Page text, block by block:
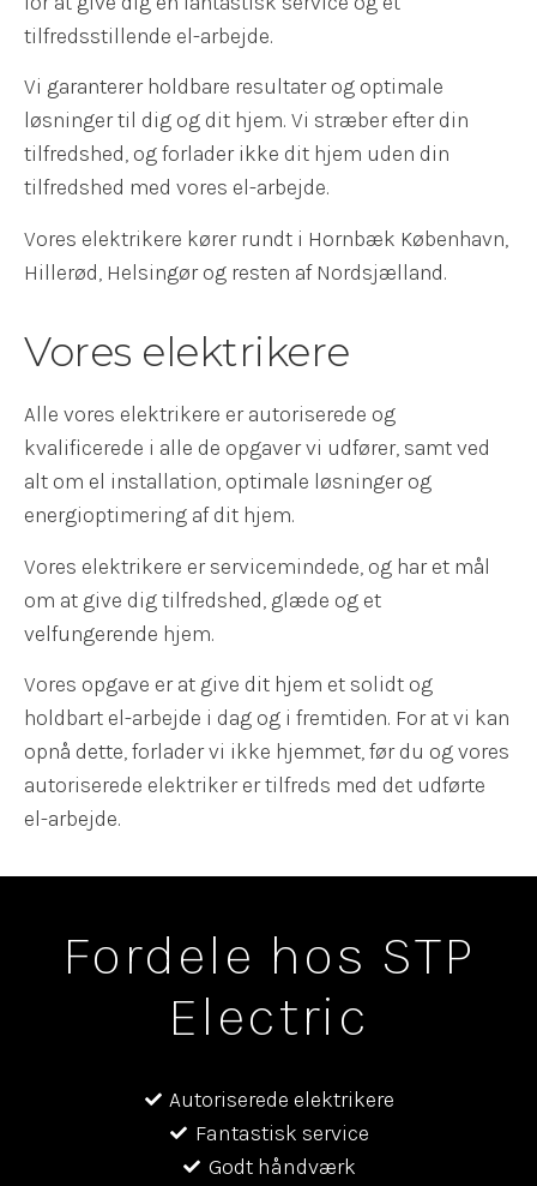
tilfredsstillende el-arbejde.
Vi garanterer holdbare resultater og optimale
løsninger til dig og dit hjem. Vi stræber efter din
tilfredshed, og forlader ikke dit hjem uden din
tilfredshed med vores el-arbejde.
Vores elektrikere kører rundt i Hornbæk København,
Hillerød, Helsingør og resten af Nordsjælland.
Vores elektrikere
Alle vores elektrikere er autoriserede og
kvalificerede i alle de opgaver vi udfører, samt ved
alt om el installation, optimale løsninger og
energioptimering af dit hjem.
Vores elektrikere er servicemindede, og har et mål
om at give dig tilfredshed, glæde og et
velfungerende hjem.
Vores opgave er at give dit hjem et solidt og
holdbart el-arbejde i dag og i fremtiden. For at vi kan
opnå dette, forlader vi ikke hjemmet, før du og vores
autoriserede elektriker er tilfreds med det udførte
el-arbejde.
Fordele hos STP
Electric
Autoriserede elektrikere
Fantastisk service
Godt håndværk